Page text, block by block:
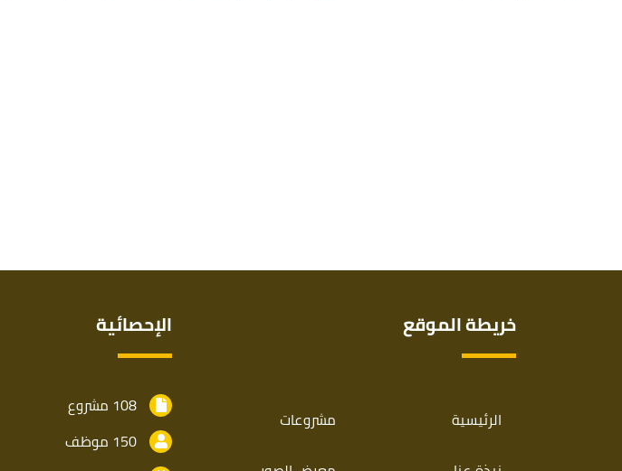
خريطة الموقع
الرئيسية
مشروعات
الإحصائية